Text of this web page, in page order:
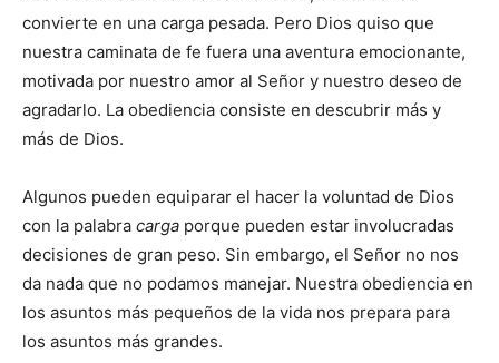
convierte en una carga pesada. Pero Dios quiso que
nuestra caminata de fe fuera una aventura emocionante,
motivada por nuestro amor al Señor y nuestro deseo de
agradarlo. La obediencia consiste en descubrir más y
más de Dios.
Algunos pueden equiparar el hacer la voluntad de Dios
con la palabra carga porque pueden estar involucradas
decisiones de gran peso. Sin embargo, el Señor no nos
da nada que no podamos manejar. Nuestra obediencia en
los asuntos más pequeños de la vida nos prepara para
los asuntos más grandes.